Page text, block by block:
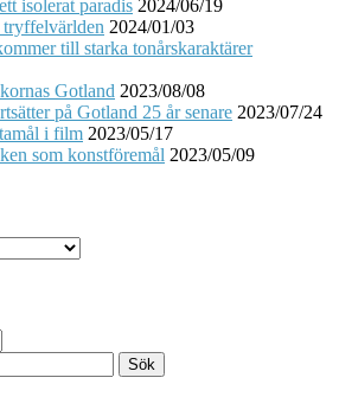
isolerat paradis 2024/06/19
tryffelvärlden 2024/01/03
till starka tonårskaraktärer
Gotland 2023/08/08
på Gotland 25 år senare 2023/07/24
i film 2023/05/17
som konstföremål 2023/05/09